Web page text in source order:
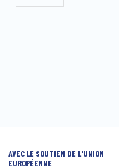
AVEC LE SOUTIEN DE L'UNION
EUROPÉENNE